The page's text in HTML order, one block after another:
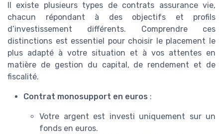
Il existe plusieurs types de contrats assurance vie,
chacun répondant à des objectifs et profils
d’investissement différents. Comprendre ces
distinctions est essentiel pour choisir le placement le
plus adapté à votre situation et à vos attentes en
matière de gestion du capital, de rendement et de
fiscalité.
Contrat monosupport en euros :
Votre argent est investi uniquement sur un
fonds en euros.